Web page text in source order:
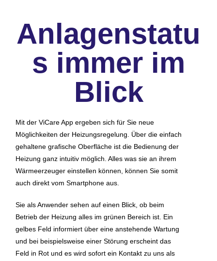
Anlagenstatu
s immer im
Blick
Mit der ViCare App ergeben sich für Sie neue
Möglichkeiten der Heizungsregelung. Über die einfach
gehaltene grafische Oberfläche ist die Bedienung der
Heizung ganz intuitiv möglich. Alles was sie an ihrem
Wärmeerzeuger einstellen können, können Sie somit
auch direkt vom Smartphone aus.
Sie als Anwender sehen auf einen Blick, ob beim
Betrieb der Heizung alles im grünen Bereich ist. Ein
gelbes Feld informiert über eine anstehende Wartung
und bei beispielsweise einer Störung erscheint das
Feld in Rot und es wird sofort ein Kontakt zu uns als